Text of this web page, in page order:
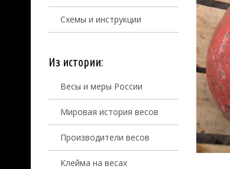
Схемы и инструкции
Из истории:
Весы и меры России
Мировая история весов
Производители весов
Клейма на весах